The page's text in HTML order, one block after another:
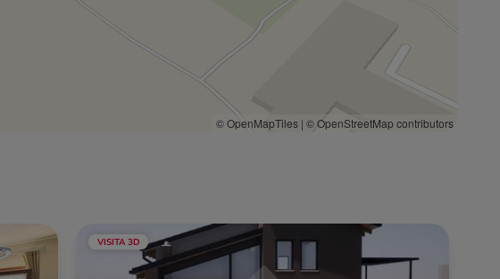
© OpenMapTiles | © OpenStreetMap contributors
VISITA 3D